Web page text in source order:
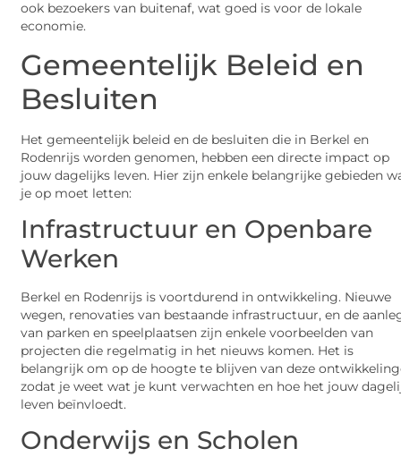
ook bezoekers van buitenaf, wat goed is voor de lokale
economie.
Gemeentelijk Beleid en
Besluiten
Het gemeentelijk beleid en de besluiten die in Berkel en
Rodenrijs worden genomen, hebben een directe impact op
jouw dagelijks leven. Hier zijn enkele belangrijke gebieden
je op moet letten:
Infrastructuur en Openbare
Werken
Berkel en Rodenrijs is voortdurend in ontwikkeling. Nieuwe
wegen, renovaties van bestaande infrastructuur, en de
van parken en speelplaatsen zijn enkele voorbeelden van
projecten die regelmatig in het nieuws komen. Het is
belangrijk om op de hoogte te blijven van deze
zodat je weet wat je kunt verwachten en hoe het jouw
leven beïnvloedt.
Onderwijs en Scholen